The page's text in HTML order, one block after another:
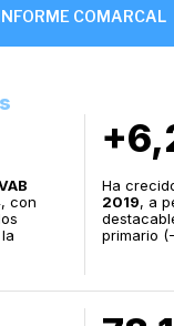
COMARCAL
con
Ha
2019, a
primario